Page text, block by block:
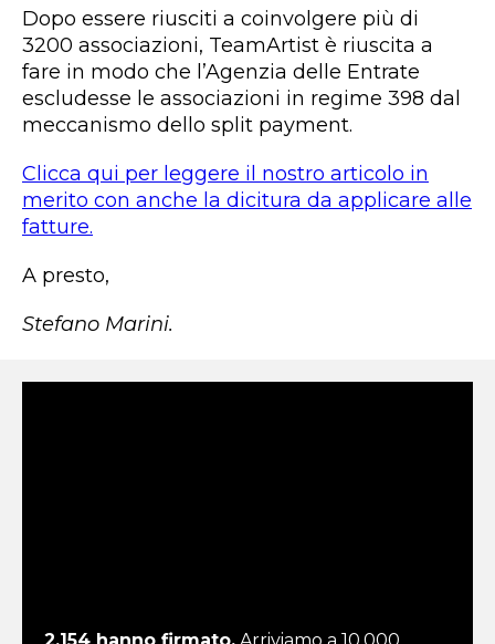
Dopo essere riusciti a coinvolgere più di
3200 associazioni, TeamArtist è riuscita a
fare in modo che l’Agenzia delle Entrate
escludesse le associazioni in regime 398 dal
meccanismo dello split payment.
Clicca qui per leggere il nostro articolo in
merito con anche la dicitura da applicare alle
fatture.
A presto,
Stefano Marini.